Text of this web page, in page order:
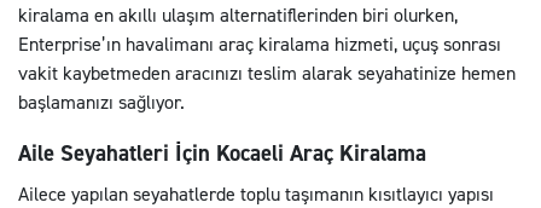
kiralama en akıllı ulaşım alternatiflerinden biri olurken,
Enterprise’ın havalimanı araç kiralama hizmeti, uçuş sonrası
vakit kaybetmeden aracınızı teslim alarak seyahatinize hemen
başlamanızı sağlıyor.
Aile Seyahatleri İçin Kocaeli Araç Kiralama
Ailece yapılan seyahatlerde toplu taşımanın kısıtlayıcı yapısı